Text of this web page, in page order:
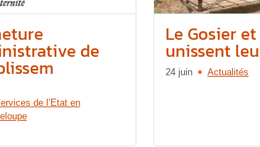
de
de l’Etat en
Le Gosier
unissent
24 juin Actualités